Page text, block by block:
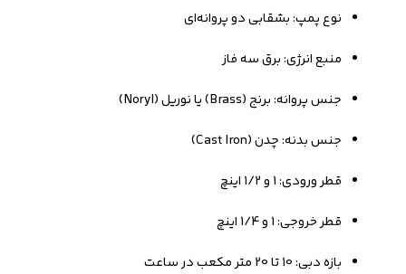
نوع پمپ: بشقابی دو پروانه‌ای
منبع انرژی: برق سه فاز
جنس پروانه: برنج (Brass) یا نوریل (Noryl)
جنس بدنه: چدن (Cast Iron)
قطر ورودی: 1 و 1/2 اینچ
قطر خروجی: 1 و 1/4 اینچ
بازه دبی: 10 تا 20 متر مکعب در ساعت